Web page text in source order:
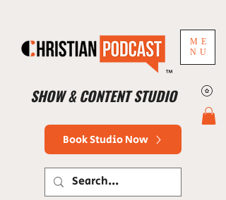
ME
NU
SHOW & CONTENT STUDIO
™
Book Studio Now